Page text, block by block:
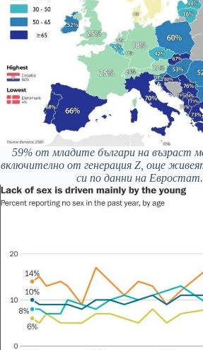
59% от младите българи на възраст
включително от генерация Z, още
си по данни на Евростат.